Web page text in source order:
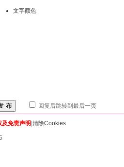
文字颜色
布 回复后跳转到最后一页
及免责声明 清除Cookies